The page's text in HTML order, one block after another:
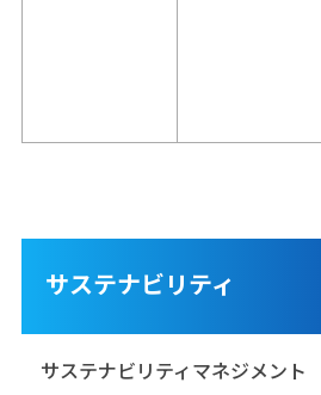
サステナビリティ
サステナビリティマネジメント